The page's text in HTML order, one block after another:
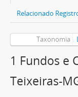
Relacionado
Taxonomia
1 Fundos e
Teixeiras-